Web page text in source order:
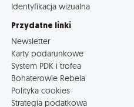
Identyfikacja wizualna
Przydatne linki
Newsletter
Karty podarunkowe
System PDK i trofea
Bohaterowie Rebela
Polityka cookies
Strategia podatkowa